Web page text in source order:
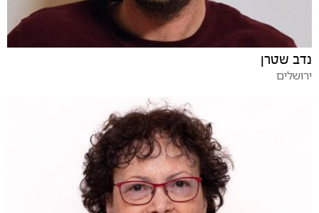
נדב שטרן
ירושלים